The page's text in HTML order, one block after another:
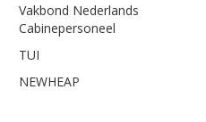
Vakbond Nederlands
Cabinepersoneel
TUI
NEWHEAP